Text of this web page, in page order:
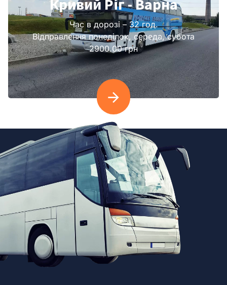
Кривий Ріг - Варна
Час в дорозі – 32 год.
Відправлення понеділок, середа, субота
2900.00 грн